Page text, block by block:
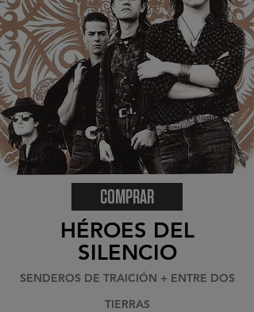
COMPRAR
HÉROES DEL
SILENCIO
SENDEROS DE TRAICIÓN + ENTRE DOS
TIERRAS